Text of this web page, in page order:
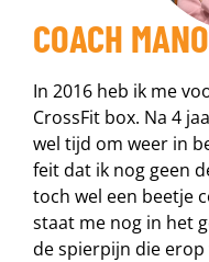
COACH
In 2016 heb ik me
CrossFit box. Na 4
wel tijd om weer in
feit dat ik nog geen
toch wel een beetje
staat me nog in het
de spierpijn die